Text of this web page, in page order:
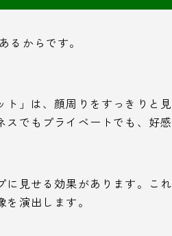
るからです。
ト」は、顔周りをすっきりと見
でもプライベートでも、好感
見せる効果があります。これ
演出します。